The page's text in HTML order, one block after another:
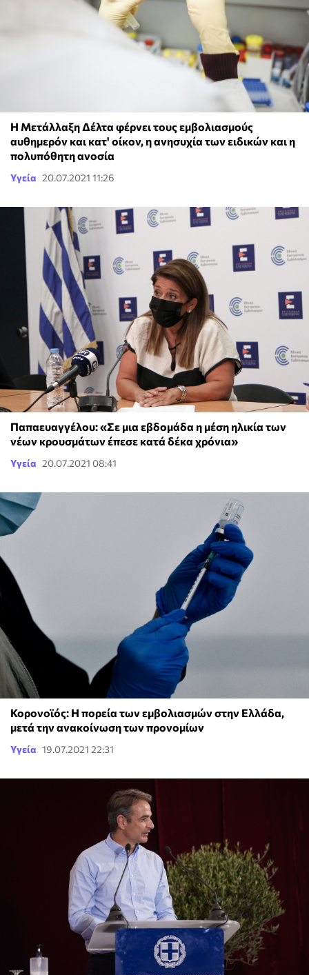
Η Μετάλλαξη Δέλτα φέρνει τους εμβολιασμούς
αυθημερόν και κατ' οίκον, η ανησυχία των ειδικών και η
πολυπόθητη ανοσία
Υγεία 20.07.2021 11:26
Παπαευαγγέλου: «Σε μια εβδομάδα η μέση ηλικία των
νέων κρουσμάτων έπεσε κατά δέκα χρόνια»
Υγεία 20.07.2021 08:41
Κορονοϊός: H πορεία των εμβολιασμών στην Ελλάδα,
μετά την ανακοίνωση των προνομίων
Υγεία 19.07.2021 22:31